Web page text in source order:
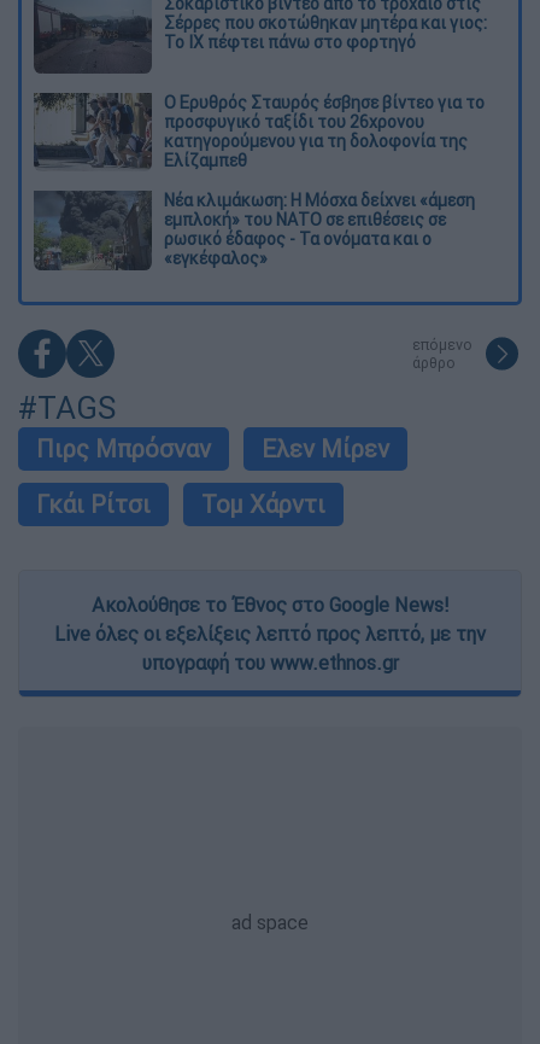
Σέρρες που σκοτώθηκαν μητέρα και γιος:
Το ΙΧ πέφτει πάνω στο φορτηγό
Ο Ερυθρός Σταυρός έσβησε βίντεο για το
προσφυγικό ταξίδι του 26χρονου
κατηγορούμενου για τη δολοφονία της
Ελίζαμπεθ
Νέα κλιμάκωση: Η Μόσχα δείχνει «άμεση
εμπλοκή» του ΝΑΤΟ σε επιθέσεις σε
ρωσικό έδαφος - Τα ονόματα και ο
«εγκέφαλος»
επόμενο
άρθρο
#TAGS
Πιρς Μπρόσναν
Ελεν Μίρεν
Γκάι Ρίτσι
Τομ Χάρντι
Ακολούθησε το Έθνος στο Google News!
Live όλες οι εξελίξεις λεπτό προς λεπτό, με την
υπογραφή του www.ethnos.gr